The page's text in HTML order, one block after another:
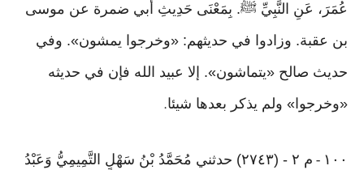
عُمَرَ، عَنِ النَّبِيِّ ﷺ. بِمَعْنَى حَدِيثِ أبي ضمرة عن موسى
بن عقبة. وزادوا في حديثهم: «وخرجوا يمشون». وفي
حديث صالح «يتماشون». إلا عبيد الله فإن في حديثه
«وخرجوا» ولم يذكر بعدها شيئا.
١٠٠ -
م ٢ - (٢٧٤٣) حدثني مُحَمَّدُ بْنُ سَهْلٍ التَّمِيمِيُّ وَعَبْدُ